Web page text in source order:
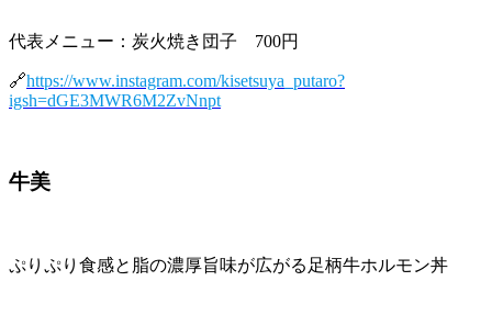
代表メニュー：炭火焼き団子 700円
🔗https://www.instagram.com/kisetsuya_putaro?
igsh=dGE3MWR6M2ZvNnpt
牛美
ぷりぷり食感と脂の濃厚旨味が広がる足柄牛ホルモン丼